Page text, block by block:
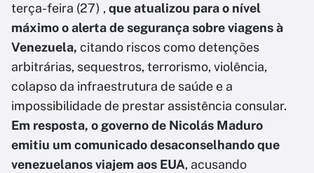
terça-feira (27) , que atualizou para o nível
máximo o alerta de segurança sobre viagens à
Venezuela, citando riscos como detenções
arbitrárias, sequestros, terrorismo, violência,
colapso da infraestrutura de saúde e a
impossibilidade de prestar assistência consular.
Em resposta, o governo de Nicolás Maduro
emitiu um comunicado desaconselhando que
venezuelanos viajem aos EUA, acusando